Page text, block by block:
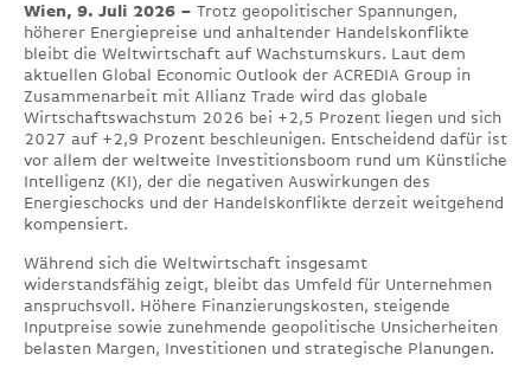
Wien, 9. Juli 2026 – Trotz geopolitischer Spannungen,
höherer Energiepreise und anhaltender Handelskonflikte
bleibt die Weltwirtschaft auf Wachstumskurs. Laut dem
aktuellen Global Economic Outlook der ACREDIA Group in
Zusammenarbeit mit Allianz Trade wird das globale
Wirtschaftswachstum 2026 bei +2,5 Prozent liegen und sich
2027 auf +2,9 Prozent beschleunigen. Entscheidend dafür ist
vor allem der weltweite Investitionsboom rund um Künstliche
Intelligenz (KI), der die negativen Auswirkungen des
Energieschocks und der Handelskonflikte derzeit weitgehend
kompensiert.
Während sich die Weltwirtschaft insgesamt
widerstandsfähig zeigt, bleibt das Umfeld für Unternehmen
anspruchsvoll. Höhere Finanzierungskosten, steigende
Inputpreise sowie zunehmende geopolitische Unsicherheiten
belasten Margen, Investitionen und strategische Planungen.